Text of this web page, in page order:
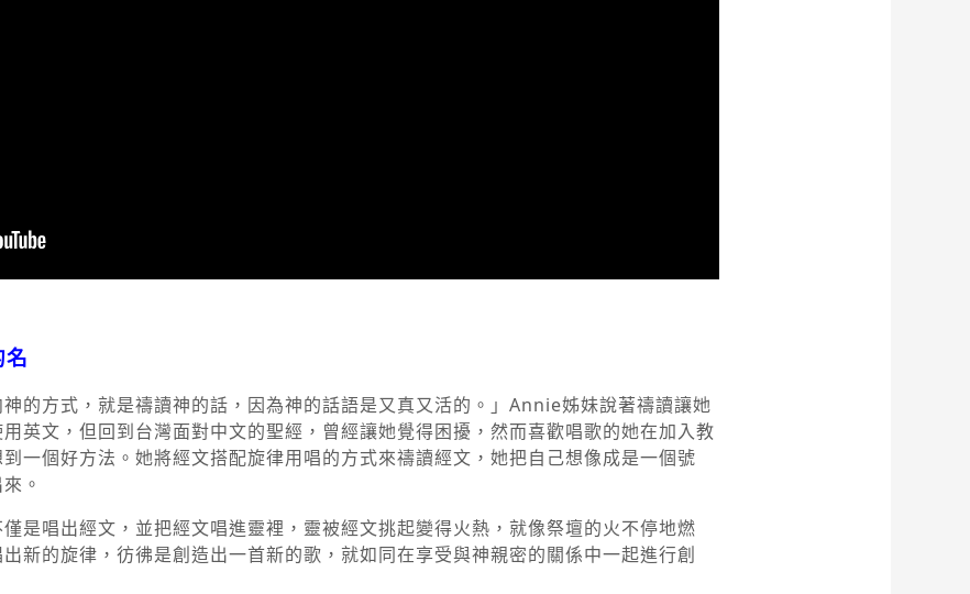
神的方式，就是禱讀神的話，因為神的話語是又真又活的。」Annie姊妹說著禱讀讓她
英文，但回到台灣面對中文的聖經，曾經讓她覺得困擾，然而喜歡唱歌的她在加入教
一個好方法。她將經文搭配旋律用唱的方式來禱讀經文，她把自己想像成是一個號
。
是唱出經文，並把經文唱進靈裡，靈被經文挑起變得火熱，就像祭壇的火不停地燃
新的旋律，彷彿是創造出一首新的歌，就如同在享受與神親密的關係中一起進行創